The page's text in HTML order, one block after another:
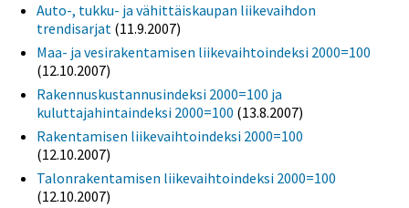
Auto-, tukku- ja vähittäiskaupan liikevaihdon
trendisarjat (11.9.2007)
Maa- ja vesirakentamisen liikevaihtoindeksi 2000=100
(12.10.2007)
Rakennuskustannusindeksi 2000=100 ja
kuluttajahintaindeksi 2000=100 (13.8.2007)
Rakentamisen liikevaihtoindeksi 2000=100
(12.10.2007)
Talonrakentamisen liikevaihtoindeksi 2000=100
(12.10.2007)